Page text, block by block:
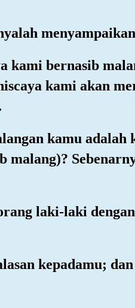
kami bernasib
kami akan
kamu
laki-laki
kepadamu;